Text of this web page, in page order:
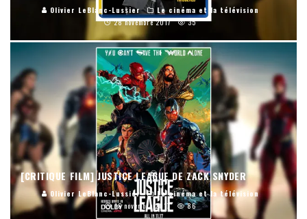
Olivier LeBlanc-Lussier
Le cinéma et la télévision
28 novembre 2017
35
[CRITIQUE FILM] JUSTICE LEAGUE DE ZACK SNYDER
Olivier LeBlanc-Lussier
Le cinéma et la télévision
16 novembre 2017
86